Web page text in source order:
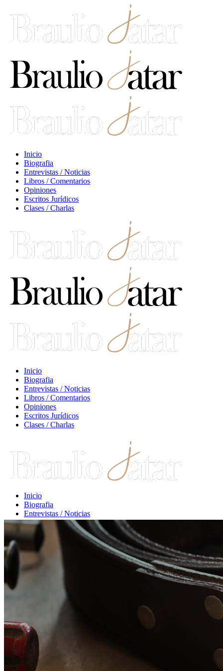
Inicio
Biografia
Entrevistas / Noticias
Libros / Comentarios
Opiniones
Escritos Jurídicos
Clases / Charlas
Inicio
Biografia
Entrevistas / Noticias
Libros / Comentarios
Opiniones
Escritos Jurídicos
Clases / Charlas
Inicio
Biografia
Entrevistas / Noticias
Libros / Comentarios
Opiniones
Escritos Jurídicos
Clases / Charlas